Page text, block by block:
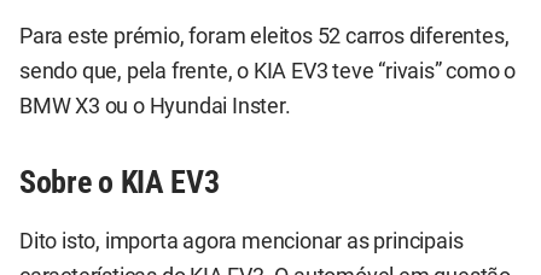
Para este prémio, foram eleitos 52 carros diferentes,
sendo que, pela frente, o KIA EV3 teve “rivais” como o
BMW X3 ou o Hyundai Inster.
Sobre o KIA EV3
Dito isto, importa agora mencionar as principais